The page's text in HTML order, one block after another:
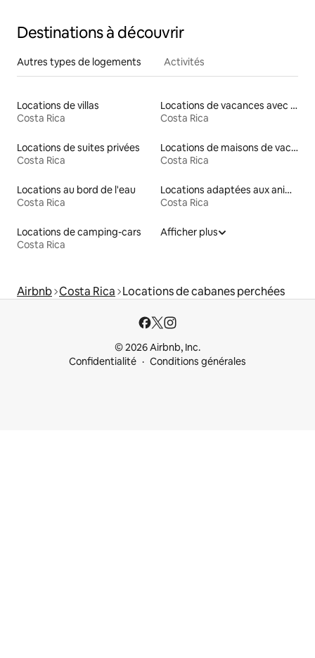
Destinations à découvrir
Autres types de logements Activités
Locations de villas
Costa Rica
Locations de vacances avec piscine
Costa Rica
Locations de suites privées
Costa Rica
Locations de maisons de vacances
Costa Rica
Locations au bord de l'eau
Costa Rica
Locations adaptées aux animaux
Costa Rica
Locations de camping-cars
Costa Rica
Afficher plus
Airbnb Costa Rica Locations de cabanes perchées
© 2026 Airbnb, Inc.
Confidentialité
Conditions générales